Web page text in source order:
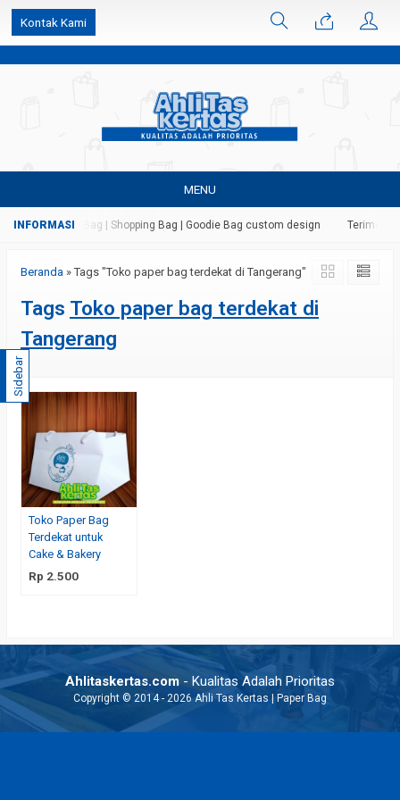
k6Ghe9jF9rmtx91MrSV7BIpW27id0SMW1kLEoe8rM2U
Kontak Kami
MENU
Kertas | Paper Bag | Shopping Bag | Goodie Bag custom design Terima
Beranda » Tags "Toko paper bag terdekat di Tangerang"
Tags Toko paper bag terdekat di
Tangerang
Toko Paper Bag
Terdekat untuk
Cake & Bakery
Rp 2.500
Sidebar
Ahlitaskertas.com - Kualitas Adalah Prioritas
Copyright © 2014 - 2026 Ahli Tas Kertas | Paper Bag